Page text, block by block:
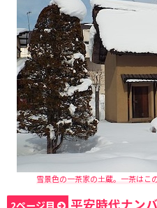
雪景色の一茶家の土蔵。一茶はこ
2ページ目 平安時代ナン